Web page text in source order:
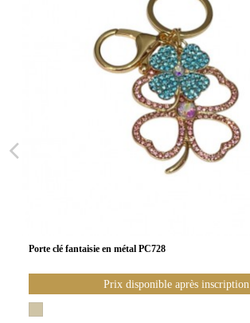
Porte clé fantaisie en métal PC728
Prix disponible après inscription